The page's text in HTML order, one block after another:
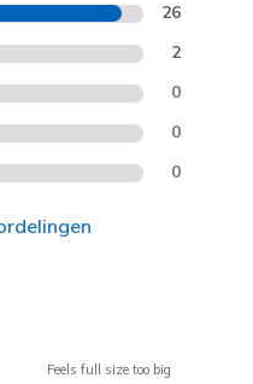
26
2
0
0
0
Feels full size too big